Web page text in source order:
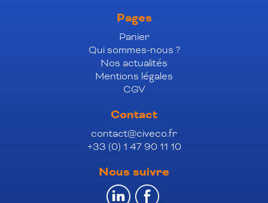
Pages
Panier
Qui sommes-nous ?
Nos actualités
Mentions légales
CGV
Contact
contact@civeco.fr
+33 (0) 1 47 90 11 10
Nous suivre